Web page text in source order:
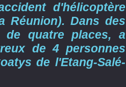
d'hélicoptère
Réunion). Dans des
de quatre places, a
de 4 personnes
de l'Etang-Salé-